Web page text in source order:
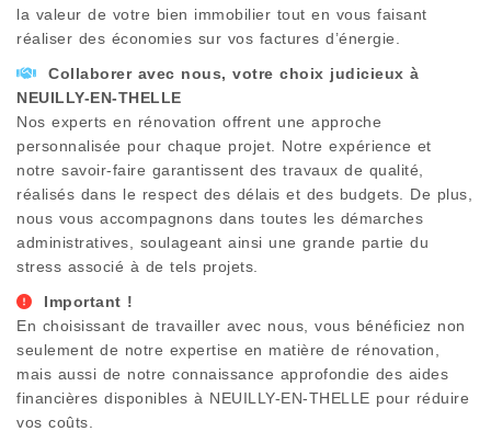
la valeur de votre bien immobilier tout en vous faisant
réaliser des économies sur vos factures d’énergie.
Collaborer avec nous, votre choix judicieux à
NEUILLY-EN-THELLE
Nos experts en rénovation offrent une approche
personnalisée pour chaque projet. Notre expérience et
notre savoir-faire garantissent des travaux de qualité,
réalisés dans le respect des délais et des budgets. De plus,
nous vous accompagnons dans toutes les démarches
administratives, soulageant ainsi une grande partie du
stress associé à de tels projets.
Important !
En choisissant de travailler avec nous, vous bénéficiez non
seulement de notre expertise en matière de rénovation,
mais aussi de notre connaissance approfondie des aides
financières disponibles à NEUILLY-EN-THELLE pour réduire
vos coûts.